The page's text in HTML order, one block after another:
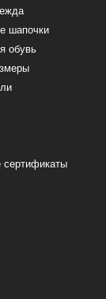
шапочки
обувь
сертификаты